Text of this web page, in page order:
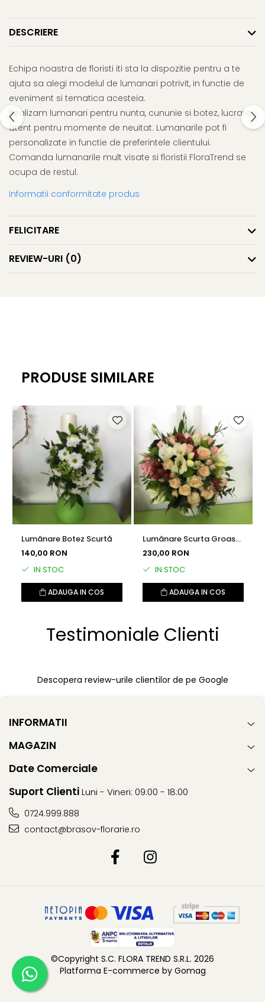
DESCRIERE
Echipa noastra de floristi iti sta la dispozitie pentru a te
ajuta sa alegi modelul de lumanari potrivit, in functie de
eveniment si tematica acesteia.
Realizam lumanari pentru nunta, cununie si botez, lucrate
atent pentru momente de neuitat. Lumanarile pot fi
personalizate in functie de preferintele clientului.
Comanda lumanarile mult visate si floristii FloraTrend se
ocupa de restul.
Informatii conformitate produs
FELICITARE
REVIEW-URI (0)
PRODUSE SIMILARE
Lumânare Botez Scurtă
140,00 RON
IN STOC
ADAUGA IN COS
Lumânare Scurta Groasă
Botez
230,00 RON
IN STOC
ADAUGA IN COS
Testimoniale Clienti
Descopera review-urile clientilor de pe Google
INFORMATII
MAGAZIN
Date Comerciale
Suport ClientiLuni - Vineri: 09:00 - 18:00
0724.999.888
contact@brasov-florarie.ro
©Copyright S.C. FLORA TREND S.R.L. 2026
Platforma E-commerce by Gomag